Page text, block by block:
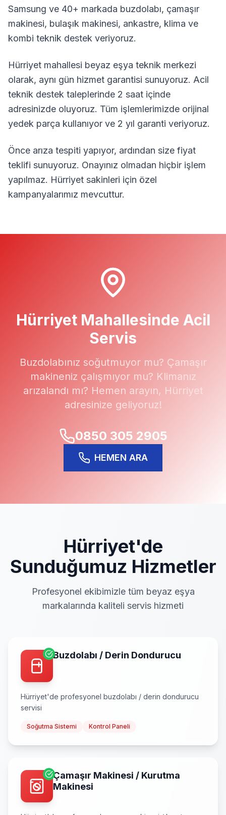
Samsung ve 40+ markada buzdolabı, çamaşır
makinesi, bulaşık makinesi, ankastre, klima ve
kombi teknik destek veriyoruz.
Hürriyet mahallesi beyaz eşya teknik merkezi
olarak, aynı gün hizmet garantisi sunuyoruz. Acil
teknik destek taleplerinde 2 saat içinde
adresinizde oluyoruz. Tüm işlemlerimizde orijinal
yedek parça kullanıyor ve 2 yıl garanti veriyoruz.
Önce arıza tespiti yapıyor, ardından size fiyat
teklifi sunuyoruz. Onayınız olmadan hiçbir işlem
yapılmaz. Hürriyet sakinleri için özel
kampanyalarımız mevcuttur.
HürriyetMahallesinde Acil
Servis
Buzdolabınız soğutmuyor mu? Çamaşır
makineniz çalışmıyor mu? Klimanız
arızalandı mı? Hemen arayın, Hürriyet
adresinize geliyoruz!
0850 305 2905
HEMEN ARA
Hürriyet'de
Sunduğumuz Hizmetler
Profesyonel ekibimizle tüm beyaz eşya
markalarında kaliteli servis hizmeti
Buzdolabı / Derin Dondurucu
Hürriyet'de profesyonel buzdolabı / derin dondurucu
servisi
Soğutma Sistemi Kontrol Paneli
Çamaşır Makinesi / Kurutma
Makinesi